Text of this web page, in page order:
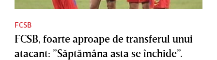
FCSB
FCSB, foarte aproape de transferul unui
atacant: ”Săptămâna asta se închide”.